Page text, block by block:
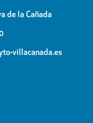
de la Cañada
villacanada.es